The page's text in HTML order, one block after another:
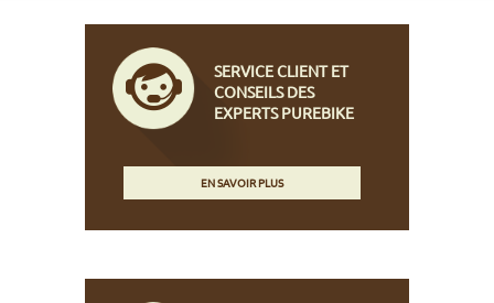
SERVICE CLIENT ET
CONSEILS DES
EXPERTS PUREBIKE
EN SAVOIR PLUS